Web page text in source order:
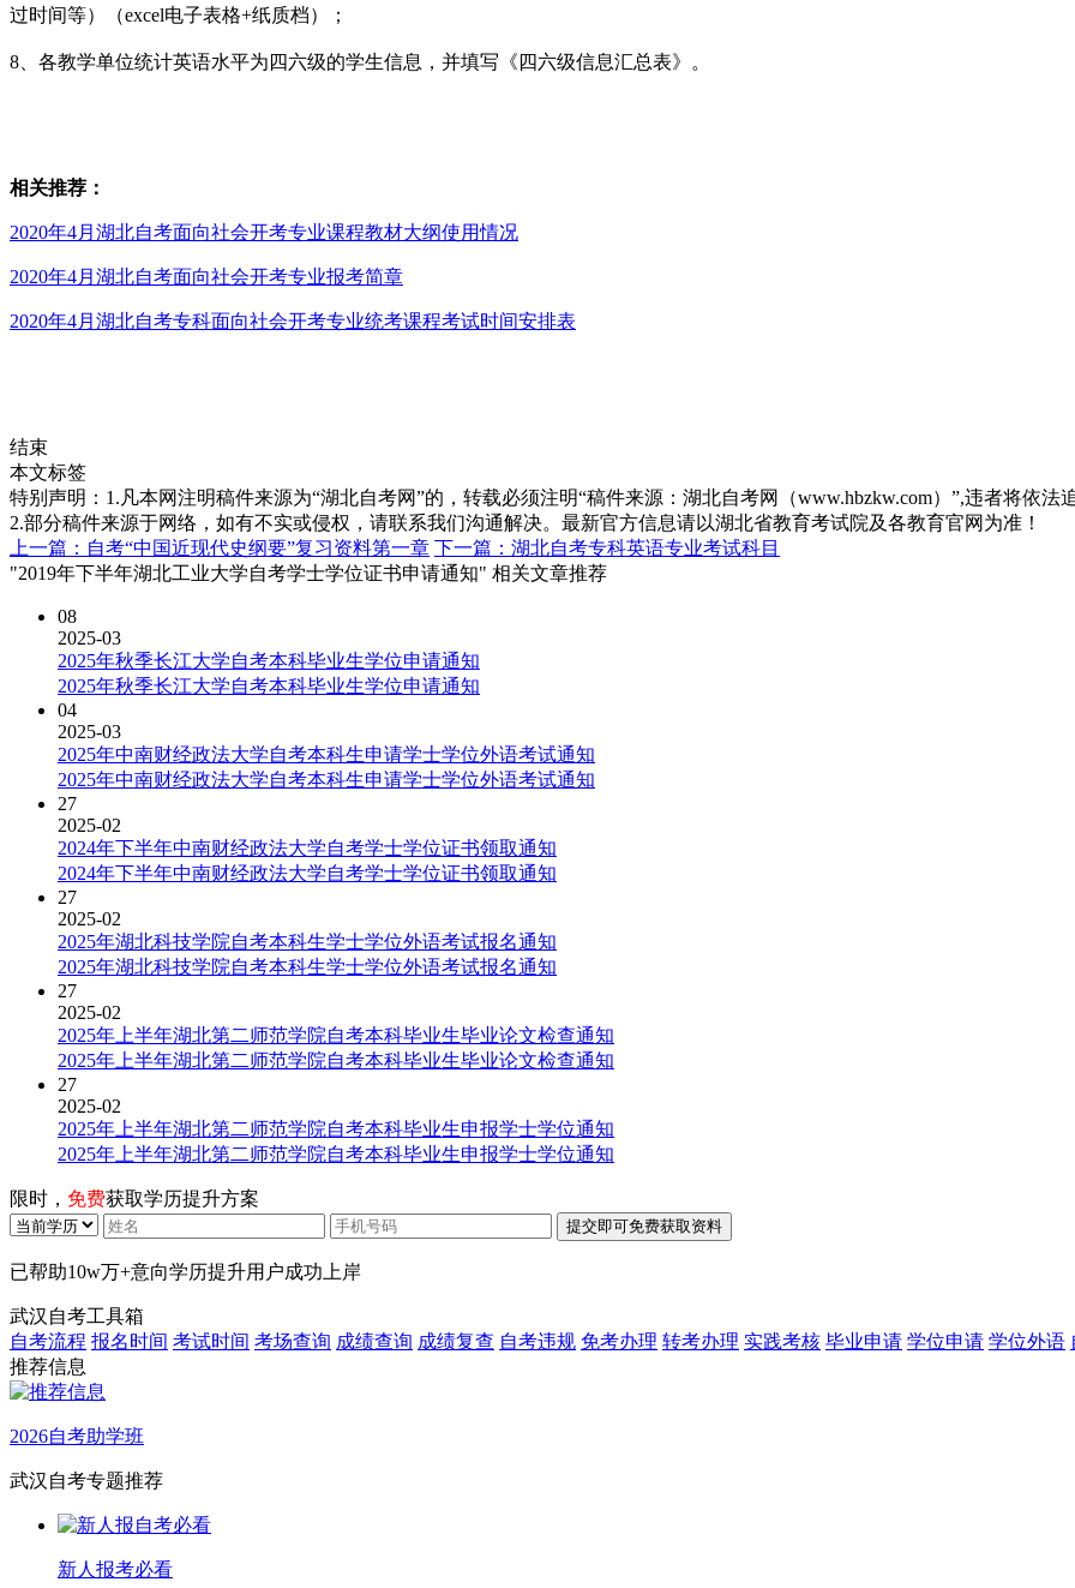
过时间等）（excel电子表格+纸质档）；
8、各教学单位统计英语水平为四六级的学生信息，并填写《四六级信息汇总表》。
相关推荐：
2020年4月湖北自考面向社会开考专业课程教材大纲使用情况
2020年4月湖北自考面向社会开考专业报考简章
2020年4月湖北自考专科面向社会开考专业统考课程考试时间安排表
结束
本文标签
特别声明：1.凡本网注明稿件来源为“湖北自考网”的，转载必须注明“稿件来源：湖北自考网（www.hbzkw.com）”,违者将依法
2.部分稿件来源于网络，如有不实或侵权，请联系我们沟通解决。最新官方信息请以湖北省教育考试院及各教育官网为准！
上一篇：自考“中国近现代史纲要”复习资料第一章 下一篇：湖北自考专科英语专业考试科目
"2019年下半年湖北工业大学自考学士学位证书申请通知" 相关文章推荐
08
2025-03
2025年秋季长江大学自考本科毕业生学位申请通知
2025年秋季长江大学自考本科毕业生学位申请通知
04
2025-03
2025年中南财经政法大学自考本科生申请学士学位外语考试通知
2025年中南财经政法大学自考本科生申请学士学位外语考试通知
27
2025-02
2024年下半年中南财经政法大学自考学士学位证书领取通知
2024年下半年中南财经政法大学自考学士学位证书领取通知
27
2025-02
2025年湖北科技学院自考本科生学士学位外语考试报名通知
2025年湖北科技学院自考本科生学士学位外语考试报名通知
27
2025-02
2025年上半年湖北第二师范学院自考本科毕业生毕业论文检查通知
2025年上半年湖北第二师范学院自考本科毕业生毕业论文检查通知
27
2025-02
2025年上半年湖北第二师范学院自考本科毕业生申报学士学位通知
2025年上半年湖北第二师范学院自考本科毕业生申报学士学位通知
限时， 免费获取学历提升方案
已帮助10w万+意向学历提升用户成功上岸
武汉自考工具箱
自考流程 报名时间 考试时间 考场查询 成绩查询 成绩复查 自考违规 免考办理 转考办理 实践考核 毕业申请 学位申请 学位外语
推荐信息
2026自考助学班
武汉自考专题推荐
新人报考必看